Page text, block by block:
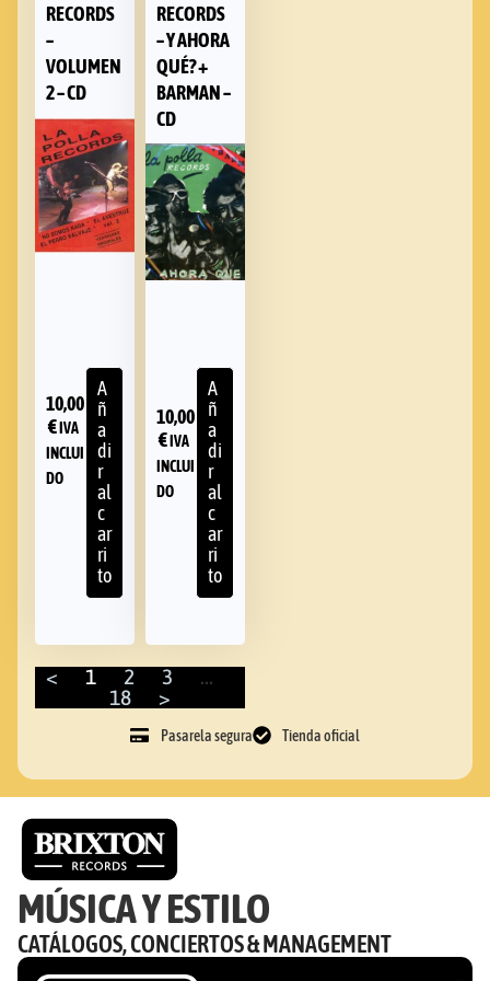
RECORDS
–
VOLUMEN
2 – CD
10,00
€ IVA
INCLUI
DO
A
ñ
a
di
r
al
c
ar
ri
to
RECORDS
– Y AHORA
QUÉ? +
BARMAN –
CD
10,00
€ IVA
INCLUI
DO
A
ñ
a
di
r
al
c
ar
ri
to
< 1 2 3
…
18
>
Pasarela segura Tienda oficial
MÚSICA Y ESTILO
CATÁLOGOS, CONCIERTOS & MANAGEMENT